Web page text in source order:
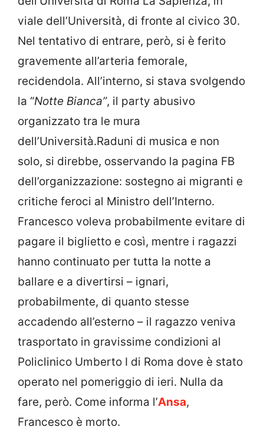
viale dell’Università, di fronte al civico 30.
Nel tentativo di entrare, però, si è ferito
gravemente all’arteria femorale,
recidendola. All’interno, si stava svolgendo
la “Notte Bianca”, il party abusivo
organizzato tra le mura
dell’Università.Raduni di musica e non
solo, si direbbe, osservando la pagina FB
dell’organizzazione: sostegno ai migranti e
critiche feroci al Ministro dell’Interno.
Francesco voleva probabilmente evitare di
pagare il biglietto e così, mentre i ragazzi
hanno continuato per tutta la notte a
ballare e a divertirsi – ignari,
probabilmente, di quanto stesse
accadendo all’esterno – il ragazzo veniva
trasportato in gravissime condizioni al
Policlinico Umberto I di Roma dove è stato
operato nel pomeriggio di ieri. Nulla da
fare, però. Come informa l’Ansa,
Francesco è morto.